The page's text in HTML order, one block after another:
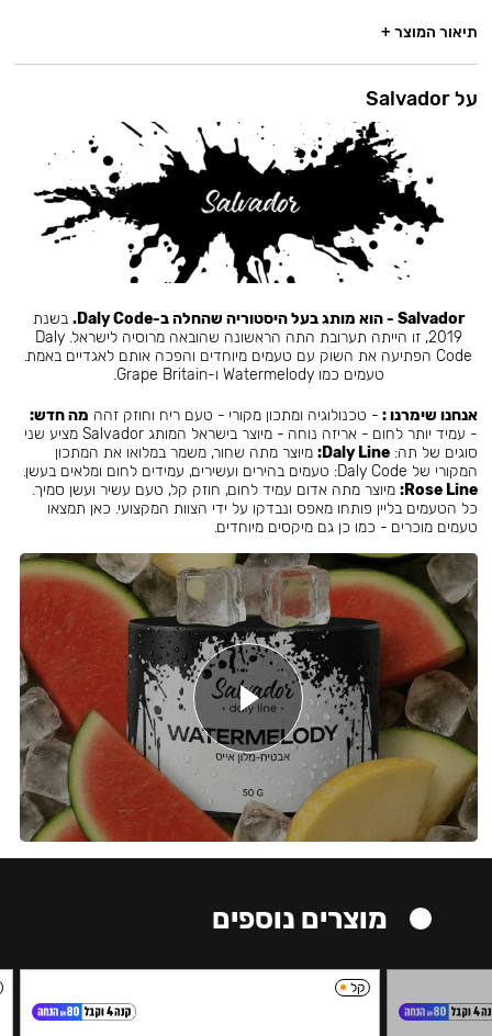
תיאור המוצר +
על Salvador
Salvador - הוא מותג בעל היסטוריה שהחלה ב-Daly Code.
בשנת
2019, זו הייתה תערובת התה הראשונה שהובאה מרוסיה לישראל. Daly
Code הפתיעה את השוק עם טעמים מיוחדים והפכה אותם לאגדיים באמת.
טעמים כמו Watermelody ו-Grape Britain.
אנחנו שימרנו : - טכנולוגיה ומתכון מקורי - טעם ריח וחוזק זהה מה חדש:
- עמיד יותר לחום - אריזה נוחה - מיוצר בישראל המותג Salvador מציע שני
סוגים של תה:Daly Line: מיוצר מתה שחור, משמר במלואו את המתכון
המקורי של Daly Code: טעמים בהירים ועשירים, עמידים לחום ומלאים בעשן.
Rose Line: מיוצר מתה אדום עמיד לחום, חוזק קל, טעם עשיר ועשן סמיך.
כל הטעמים בליין פותחו מאפס ונבדקו על ידי הצוות המקצועי. כאן תמצאו
טעמים מוכרים - כמו כן גם מיקסים מיוחדים.
מוצרים נוספים
קל